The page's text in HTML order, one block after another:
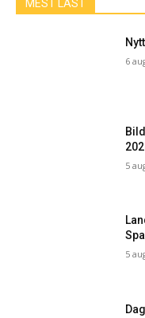
MEST LÄST
6
5
5